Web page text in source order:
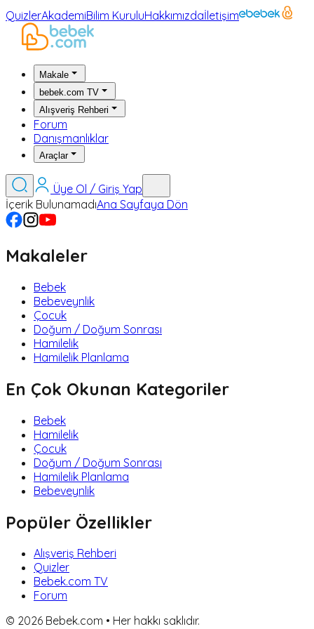
QuizlerAkademiBilim KuruluHakkımızdaİletişim
Makale
bebek.com TV
Alışveriş Rehberi
Forum
Danışmanlıklar
Araçlar
Üye Ol / Giriş Yap
İçerik BulunamadıAna Sayfaya Dön
Makaleler
Bebek
Bebeveynlik
Çocuk
Doğum / Doğum Sonrası
Hamilelik
Hamilelik Planlama
En Çok Okunan Kategoriler
Bebek
Hamilelik
Çocuk
Doğum / Doğum Sonrası
Hamilelik Planlama
Bebeveynlik
Popüler Özellikler
Alışveriş Rehberi
Quizler
Bebek.com TV
Forum
© 2026 Bebek.com • Her hakkı saklıdır.